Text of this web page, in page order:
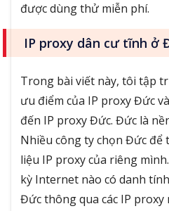
được dùng thử miễn phí.
IP proxy dân cư tĩnh ở
Trong bài viết này, tôi tập
ưu điểm của IP proxy Đức
đến IP proxy Đức. Đức là
Nhiều công ty chọn Đức
liệu IP proxy của riêng
kỳ Internet nào có danh
Đức thông qua các IP proxy